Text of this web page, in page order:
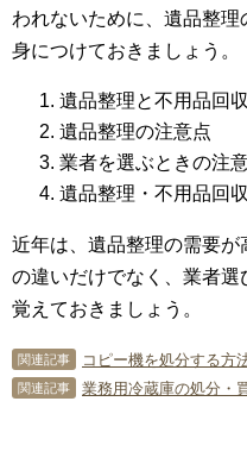
われないために、遺品整
身につけておきましょう。
遺品整理と不用品回
遺品整理の注意点
業者を選ぶときの注
遺品整理・不用品回
近年は、遺品整理の需要が
の違いだけでなく、業者
覚えておきましょう。
関連記事 コピー機を処分する方
関連記事